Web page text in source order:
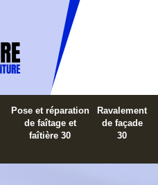
Pose et réparation
de faîtage et
faîtière 30
Ravalement
de façade
30